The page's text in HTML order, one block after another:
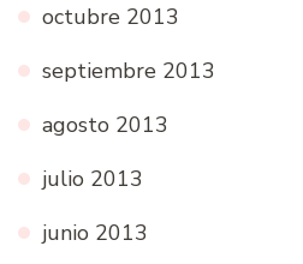
octubre 2013
septiembre 2013
agosto 2013
julio 2013
junio 2013